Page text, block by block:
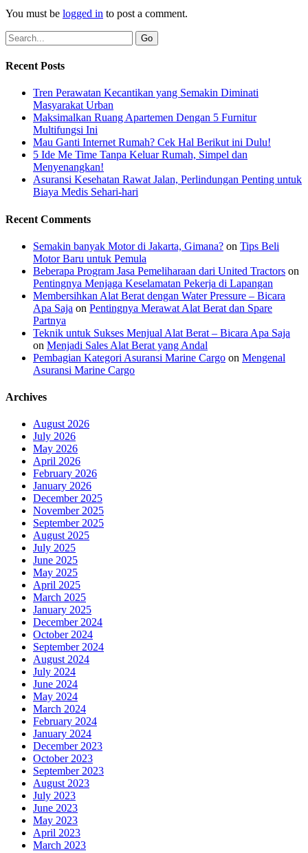
You must be logged in to post a comment.
Recent Posts
Tren Perawatan Kecantikan yang Semakin Diminati
Masyarakat Urban
Maksimalkan Ruang Apartemen Dengan 5 Furnitur
Multifungsi Ini
Mau Ganti Internet Rumah? Cek Hal Berikut ini Dulu!
5 Ide Me Time Tanpa Keluar Rumah, Simpel dan
Menyenangkan!
Asuransi Kesehatan Rawat Jalan, Perlindungan Penting untuk
Biaya Medis Sehari-hari
Recent Comments
Semakin banyak Motor di Jakarta, Gimana? on Tips Beli
Motor Baru untuk Pemula
Beberapa Program Jasa Pemeliharaan dari United Tractors on
Pentingnya Menjaga Keselamatan Pekerja di Lapangan
Membersihkan Alat Berat dengan Water Pressure – Bicara
Apa Saja on Pentingnya Merawat Alat Berat dan Spare
Partnya
Teknik untuk Sukses Menjual Alat Berat – Bicara Apa Saja
on Menjadi Sales Alat Berat yang Andal
Pembagian Kategori Asuransi Marine Cargo on Mengenal
Asuransi Marine Cargo
Archives
August 2026
July 2026
May 2026
April 2026
February 2026
January 2026
December 2025
November 2025
September 2025
August 2025
July 2025
June 2025
May 2025
April 2025
March 2025
January 2025
December 2024
October 2024
September 2024
August 2024
July 2024
June 2024
May 2024
March 2024
February 2024
January 2024
December 2023
October 2023
September 2023
August 2023
July 2023
June 2023
May 2023
April 2023
March 2023